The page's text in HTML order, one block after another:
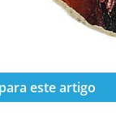
este artigo